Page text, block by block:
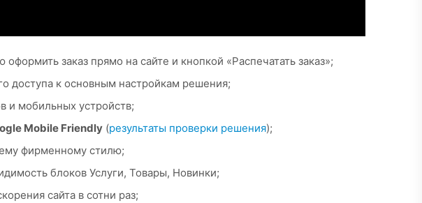
заказ прямо на сайте и кнопкой «Распечатать заказ»;
доступа к основным настройкам решения;
и мобильных устройств;
Mobile Friendly (результаты проверки решения);
фирменному стилю;
блоков Услуги, Товары, Новинки;
сайта в сотни раз;